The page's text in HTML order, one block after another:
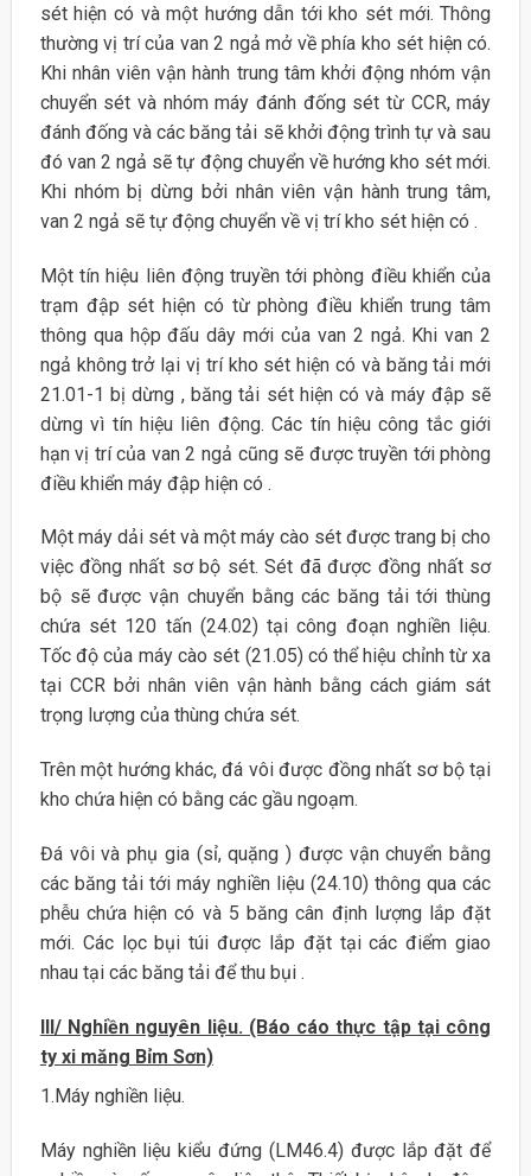
sét hiện có và một hướng dẫn tới kho sét mới. Thông
thường vị trí của van 2 ngả mở về phía kho sét hiện có.
Khi nhân viên vận hành trung tâm khởi động nhóm vận
chuyển sét và nhóm máy đánh đống sét từ CCR, máy
đánh đống và các băng tải sẽ khởi động trình tự và sau
đó van 2 ngả sẽ tự động chuyển về hướng kho sét mới.
Khi nhóm bị dừng bởi nhân viên vận hành trung tâm,
van 2 ngả sẽ tự động chuyển về vị trí kho sét hiện có .
Một tín hiệu liên động truyền tới phòng điều khiển của
trạm đập sét hiện có từ phòng điều khiển trung tâm
thông qua hộp đấu dây mới của van 2 ngả. Khi van 2
ngả không trở lại vị trí kho sét hiện có và băng tải mới
21.01-1 bị dừng , băng tải sét hiện có và máy đập sẽ
dừng vì tín hiệu liên động. Các tín hiệu công tắc giới
hạn vị trí của van 2 ngả cũng sẽ được truyền tới phòng
điều khiển máy đập hiện có .
Một máy dải sét và một máy cào sét được trang bị cho
việc đồng nhất sơ bộ sét. Sét đã được đồng nhất sơ
bộ sẽ được vận chuyển bằng các băng tải tới thùng
chứa sét 120 tấn (24.02) tại công đoạn nghiền liệu.
Tốc độ của máy cào sét (21.05) có thể hiệu chỉnh từ xa
tại CCR bởi nhân viên vận hành bằng cách giám sát
trọng lượng của thùng chứa sét.
Trên một hướng khác, đá vôi được đồng nhất sơ bộ tại
kho chứa hiện có bằng các gầu ngoạm.
Đá vôi và phụ gia (sỉ, quặng ) được vận chuyển bằng
các băng tải tới máy nghiền liệu (24.10) thông qua các
phễu chứa hiện có và 5 băng cân định lượng lắp đặt
mới. Các lọc bụi túi được lắp đặt tại các điểm giao
nhau tại các băng tải để thu bụi .
III/ Nghiền nguyên liệu. (Báo cáo thực tập tại công
ty xi măng Bỉm Sơn)
1.Máy nghiền liệu.
Máy nghiền liệu kiểu đứng (LM46.4) được lắp đặt để